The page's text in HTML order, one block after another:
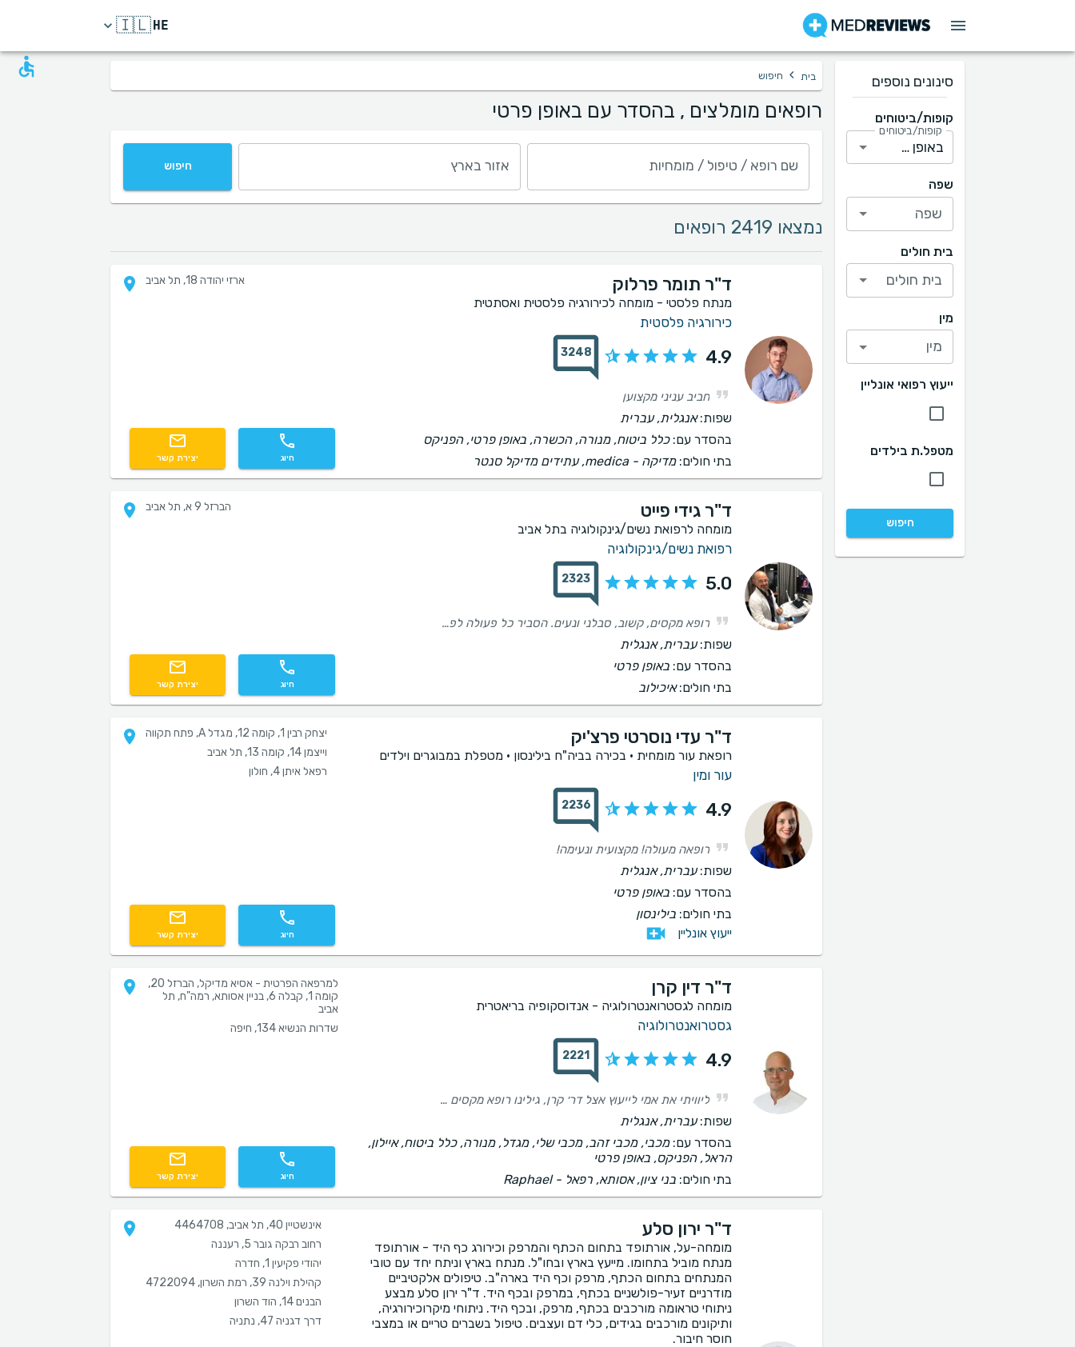
HE
🇮🇱
בית › חיפוש
רופאים מומלצים , בהסדר עם באופן פרטי
שם רופא / טיפול / מומחיות אזור בארץ חיפוש
נמצאו 2419 רופאים
ד"ר תומר פרלוק
מנתח פלסטי - מומחה לכירורגיה פלסטית ואסתטית
כירורגיה פלסטית
4.9
3248
חביב עניני מקצוען
שפות:אנגלית, עברית
בהסדר עם:כלל ביטוח, מנורה, הכשרה, באופן פרטי, הפניקס
בתי חולים:‫מדיקה - medica, עתידים מדיקל סנטר
ארזי יהודה 18, תל אביב
חיוג יצירת קשר
ד"ר גידי פייט
מומחה לרפואת נשים/גינקולוגיה בתל אביב
רפואת נשים/גינקולוגיה
5.0
2323
רופא מקסים, קשוב, סבלני ונעים. הסביר כל פעולה לפני ביצוע, השרה אוירה נעימה ורגועה על אף הלחץ שהייתי בו. אמליץ עליו בחום.
שפות:עברית, אנגלית
בהסדר עם: באופן פרטי
בתי חולים:איכילוב
הברזל 9 א, תל אביב
חיוג יצירת קשר
ד"ר עדי נוסרטי פרצ'יק
רופאת עור מומחית · בכירה בביה"ח בילינסון · מטפלת במבוגרים וילדים
עור ומין
4.9
2236
רופאה מעולה! מקצועית ונעימה!
שפות:עברית, אנגלית
בהסדר עם: באופן פרטי
בתי חולים: בילינסון
ייעוץ אונליין
יצחק רבין 1, קומה 12, מגדל A, פתח תקווה
וייצמן 14, קומה 13, תל אביב
רפאל איתן 4, חולון
חיוג יצירת קשר
ד"ר דין קרן
מומחה לגסטרואנטרולוגיה - אנדוסקופיה בריאטרית
גסטרואנטרולוגיה
4.9
2221
ליוויתי את אמי לייעוץ אצל דר׳ קרן, גילינו רופא מקסים ואנושי, שהסביר לאמא שלי בסבלנות אין קץ והרגיע אותה לגבי כל חששותיה, רופא מקצועי ומקסים
שפות:עברית, אנגלית
בהסדר עם:מכבי, מכבי זהב, מכבי שלי, מגדל, מנורה, כלל ביטוח, איילון,
הראל, הפניקס, באופן פרטי
בתי חולים: בני ציון, אסותא, רפאל - Raphael
למרפאה הפרטית - אסיא מדיקל, הברזל 20,
קומה 1, קבלה 6, בניין אסותא, רמה"ח, תל
אביב
שדרות הנשיא 134, חיפה
חיוג יצירת קשר
ד"ר ירון סלע
מומחה-על, אורתופד בתחום הכתף והמרפק וכירורג כף היד - אורתופד
מנתח מוביל בתחומו. מייעץ בארץ ובחו"ל. מנתח בארץ וניתח יחד עם טובי
המנתחים בתחום הכתף, מרפק וכף היד בארה"ב. טיפולים אלקטיביים
מודרניים זעיר-פולשניים בכתף, במרפק ובכף היד. ד"ר ירון סלע מבצע
ניתוחי טראומה מורכבים בכתף, מרפק, ובכף היד. ניתוחי מיקרוכירורגיה,
ותיקונים מורכבים בגידים, כלי דם ועצבים. טיפול בשברים טריים או במצבי
חוסר חיבור.
אינשטיין 40, תל אביב, 4464708
רחוב רבקה גובר 5, רעננה
יהודי פקיעין 1, חדרה
קהילת וילנה 39, רמת השרון, 4722094
הבנים 14, הוד השרון
דרך דגניה 47, נתניה
סינונים נוספים
קופות/ביטוחים
קופות/ביטוחים
שפה
שפה
בית חולים
בית חולים
מין
מין
ייעוץ רפואי אונליין
מטפל.ת בילדים
חיפוש